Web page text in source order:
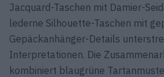
Jacquard-Taschen mit Damier-
lederne Silhouette-Taschen mit
Gepäckanhänger-Details
Interpretationen. Die
kombiniert blaugrüne